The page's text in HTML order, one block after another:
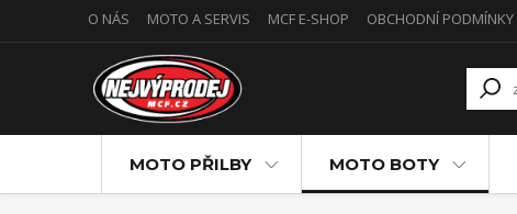
O NÁS MOTO A SERVIS MCF E-SHOP OBCHODNÍ PODMÍNKY
MOTO PŘILBY MOTO BOTY